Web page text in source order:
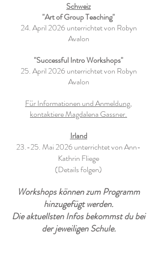
Reduzierter Preis: 160 Euro !
(Original Preis: 320 Euro)
Schweiz
"Art of Group Teaching"
24. April 2026 unterrichtet von Robyn
Avalon
"Successful Intro Workshops"
25. April 2026 unterrichtet von Robyn
Avalon
Für Informationen und Anmeldung,
kontaktiere Magdalena Gassner.
Irland
23.-25. Mai 2026 unterrichtet von Ann-
Kathrin Fliege
(Details folgen)
Workshops können zum Programm
hinzugefügt werden.
Die aktuellsten Infos bekommst du bei
der jeweiligen Schule.